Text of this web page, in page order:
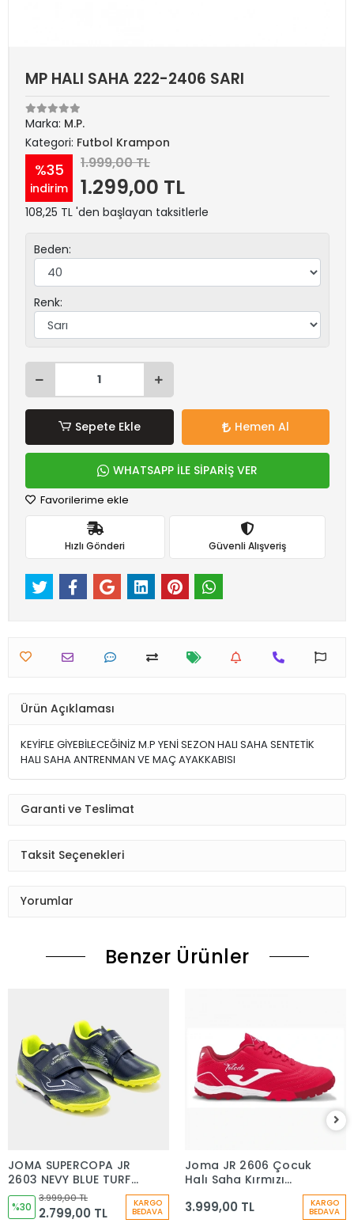
MP HALI SAHA 222-2406 SARI
Marka: M.P.
Kategori: Futbol Krampon
%35
indirim
1.999,00 TL
1.299,00 TL
108,25 TL 'den başlayan taksitlerle
Beden:
Renk:
Sepete Ekle Hemen Al
WHATSAPP İLE SİPARİŞ VER
Favorilerime ekle
Hızlı Gönderi Güvenli Alışveriş
Ürün Açıklaması
KEYİFLE GİYEBİLECEĞİNİZ M.P YENİ SEZON HALI SAHA SENTETİK
HALI SAHA ANTRENMAN VE MAÇ AYAKKABISI
Garanti ve Teslimat
Taksit Seçenekleri
Yorumlar
Benzer Ürünler
JOMA SUPERCOPA JR
2603 NEVY BLUE TURF
SUJS2603TFV ÇOCUK
HALI SAHA
%30
3.999,00 TL
2.799,00 TL
KARGO
BEDAVA
Joma JR 2606 Çocuk
Halı Saha Kırmızı
3.999,00 TL KARGO
BEDAVA